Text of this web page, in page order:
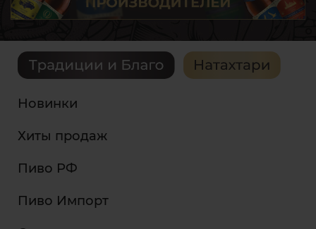
Новинки
Хиты продаж
Пиво РФ
Пиво Импорт